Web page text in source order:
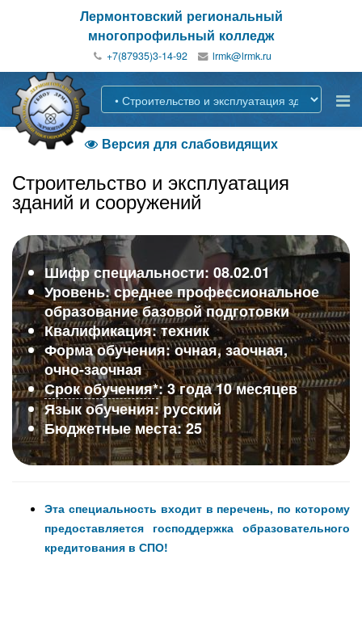
Лермонтовский региональный
многопрофильный колледж
+7(87935)3-14-92
Версия для слабовидящих
Строительство и эксплуатация
зданий и сооружений
Шифр специальности: 08.02.01
Уровень: среднее профессиональное
образование базовой подготовки
Квалификация: техник
Форма обучения: очная, заочная,
очно‑заочная
Срок обучения*: 3 года 10 месяцев
Язык обучения: русский
Бюджетные места: 25
Эта специальность входит в перечень, по которому
предоставляется господдержка образовательного
кредитования в СПО!